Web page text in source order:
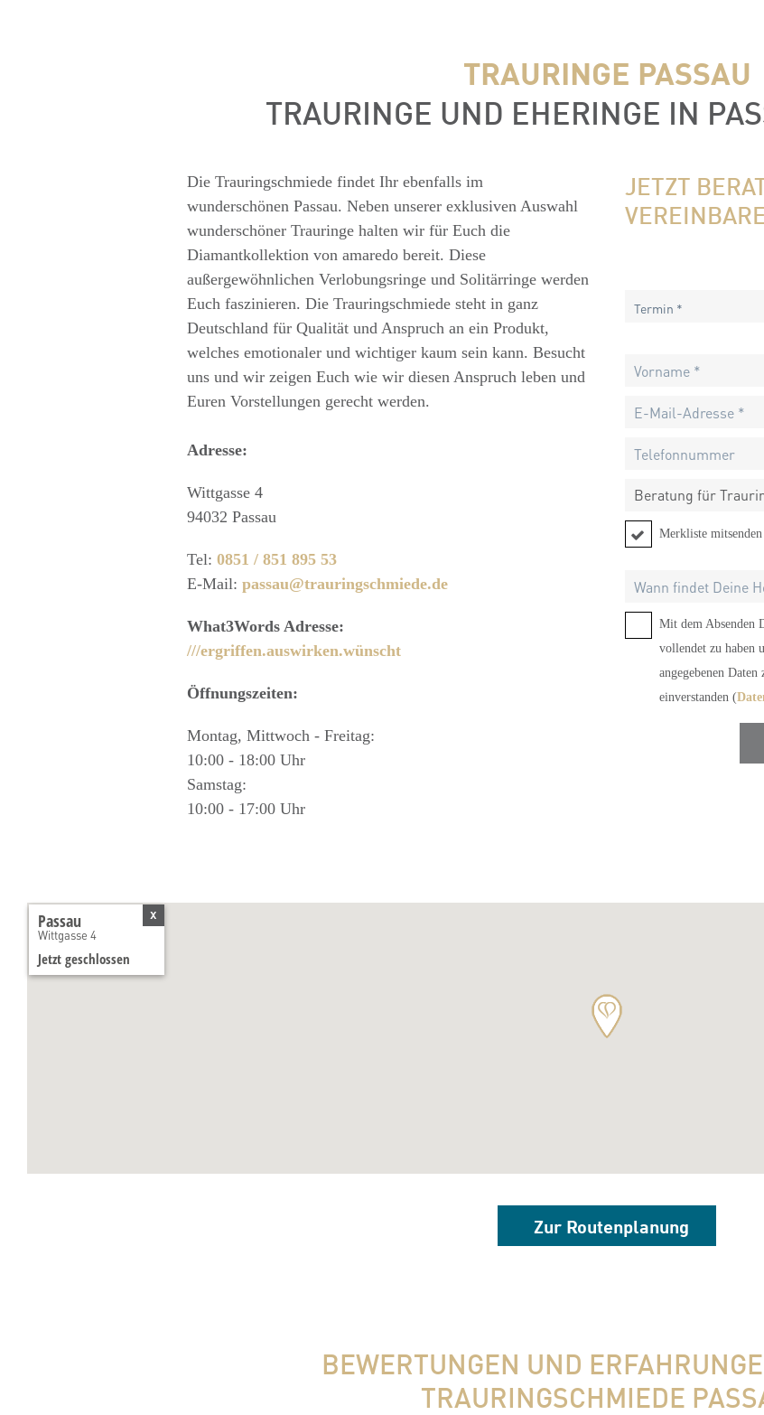
TRAURINGE PASSAU
TRAURINGE UND EHERINGE IN
Die Trauringschmiede findet Ihr ebenfalls im
wunderschönen Passau. Neben unserer exklusiven Auswahl
wunderschöner Trauringe halten wir für Euch die
Diamantkollektion von amaredo bereit. Diese
außergewöhnlichen Verlobungsringe und Solitärringe werden
Euch faszinieren. Die Trauringschmiede steht in ganz
Deutschland für Qualität und Anspruch an ein Produkt,
welches emotionaler und wichtiger kaum sein kann. Besucht
uns und wir zeigen Euch wie wir diesen Anspruch leben und
Euren Vorstellungen gerecht werden.
Adresse:
Wittgasse 4
94032 Passau
Tel: 0851 / 851 895 53
E-Mail: passau@trauringschmiede.de
What3Words Adresse:
///ergriffen.auswirken.wünscht
Öffnungszeiten:
Montag, Mittwoch - Freitag:
10:00 - 18:00 Uhr
Samstag:
10:00 - 17:00 Uhr
JETZT
Termin *
Beratung für
Merkliste mitsenden
Mit dem Absenden
vollendet zu haben
angegebenen
einverstanden (
x
Passau
Wittgasse 4
Jetzt geschlossen
Zur Routenplanung
BEWERTUNGEN UND
TRAURINGSCHMIEDE